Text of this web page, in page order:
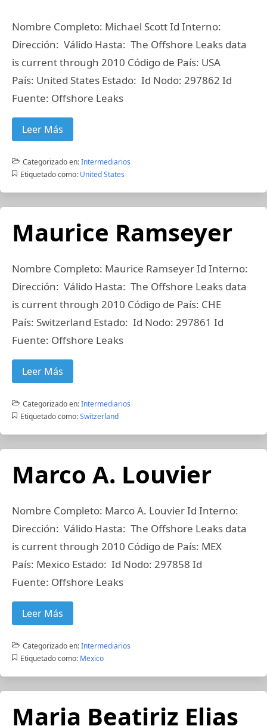
Nombre Completo: Michael Scott Id Interno:
Dirección: Válido Hasta: The Offshore Leaks data
is current through 2010 Código de País: USA
País: United States Estado: Id Nodo: 297862 Id
Fuente: Offshore Leaks
Leer Más
Categorizado en:Intermediarios
Etiquetado como: United States
Maurice Ramseyer
Nombre Completo: Maurice Ramseyer Id Interno:
Dirección: Válido Hasta: The Offshore Leaks data
is current through 2010 Código de País: CHE
País: Switzerland Estado: Id Nodo: 297861 Id
Fuente: Offshore Leaks
Leer Más
Categorizado en:Intermediarios
Etiquetado como: Switzerland
Marco A. Louvier
Nombre Completo: Marco A. Louvier Id Interno:
Dirección: Válido Hasta: The Offshore Leaks data
is current through 2010 Código de País: MEX
País: Mexico Estado: Id Nodo: 297858 Id
Fuente: Offshore Leaks
Leer Más
Categorizado en:Intermediarios
Etiquetado como: Mexico
Maria Beatiriz Elias